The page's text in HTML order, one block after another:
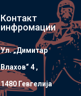
Контакт
инфромации
Ул. „Димитар
Влахов“ 4 ,
1480 Гевгелијa